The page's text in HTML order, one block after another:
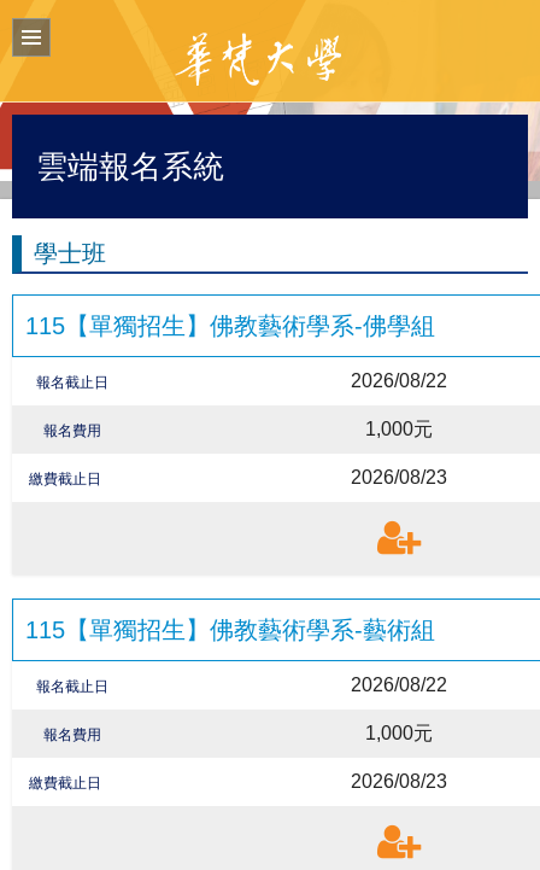
雲端報名系統
學士班
115【單獨招生】佛教藝術學系-佛學組
報名截止日 2026/08/22
報名費用 1,000元
繳費截止日 2026/08/23
115【單獨招生】佛教藝術學系-藝術組
報名截止日 2026/08/22
報名費用 1,000元
繳費截止日 2026/08/23